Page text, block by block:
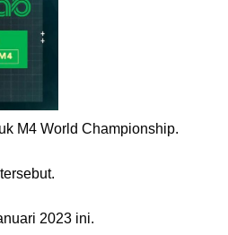
M4 World Championship.
2023 ini.